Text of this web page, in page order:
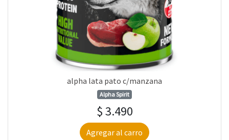
alpha lata pato c/manzana
Alpha Spirit
$ 3.490
Agregar al carro